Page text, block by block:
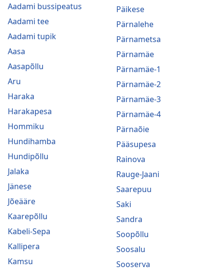
Aadami bussipeatus
Aadami tee
Aadami tupik
Aasa
Aasapõllu
Aru
Haraka
Harakapesa
Hommiku
Hundihamba
Hundipõllu
Jalaka
Jänese
Jõeääre
Kaarepõllu
Kabeli-Sepa
Kallipera
Kamsu
Päikese
Pärnalehe
Pärnametsa
Pärnamäe
Pärnamäe-1
Pärnamäe-2
Pärnamäe-3
Pärnamäe-4
Pärnaõie
Pääsupesa
Rainova
Rauge-Jaani
Saarepuu
Saki
Sandra
Soopõllu
Soosalu
Sooserva